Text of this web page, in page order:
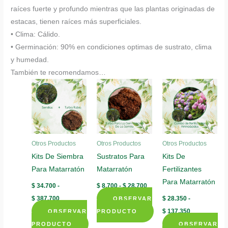
raíces fuerte y profundo mientras que las plantas originadas de
estacas, tienen raíces más superficiales.
• Clima: Cálido.
• Germinación: 90% en condiciones optimas de sustrato, clima
y humedad.
También te recomendamos…
Otros Productos
Kits De Siembra
Para Matarratón
$ 34.700 -
$ 387.700
precios:
OBSERVAR
PRODUCTO
Otros Productos
Sustratos Para
Matarratón
$ 8.700 - $28.700 Rango
precios:
desde
$ 8.700
hasta
OBSERVAR
PRODUCTO
Este
Otros Productos
Kits De
Fertilizantes
Para Matarratón
$28.350 -
$137.350Rango
precios:
OBSERVAR